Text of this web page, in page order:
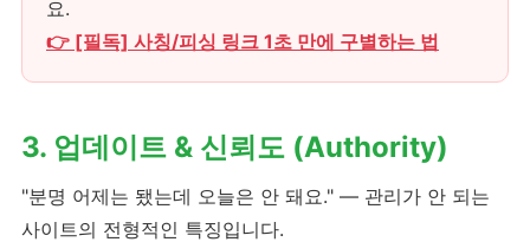
요.
👉 [필독] 사칭/피싱 링크 1초 만에 구별하는 법
3. 업데이트 & 신뢰도 (Authority)
"분명 어제는 됐는데 오늘은 안 돼요." — 관리가 안 되는
사이트의 전형적인 특징입니다.